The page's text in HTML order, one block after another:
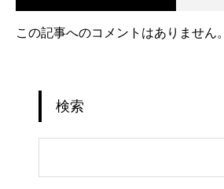
この記事へのコメントはありません。
検索